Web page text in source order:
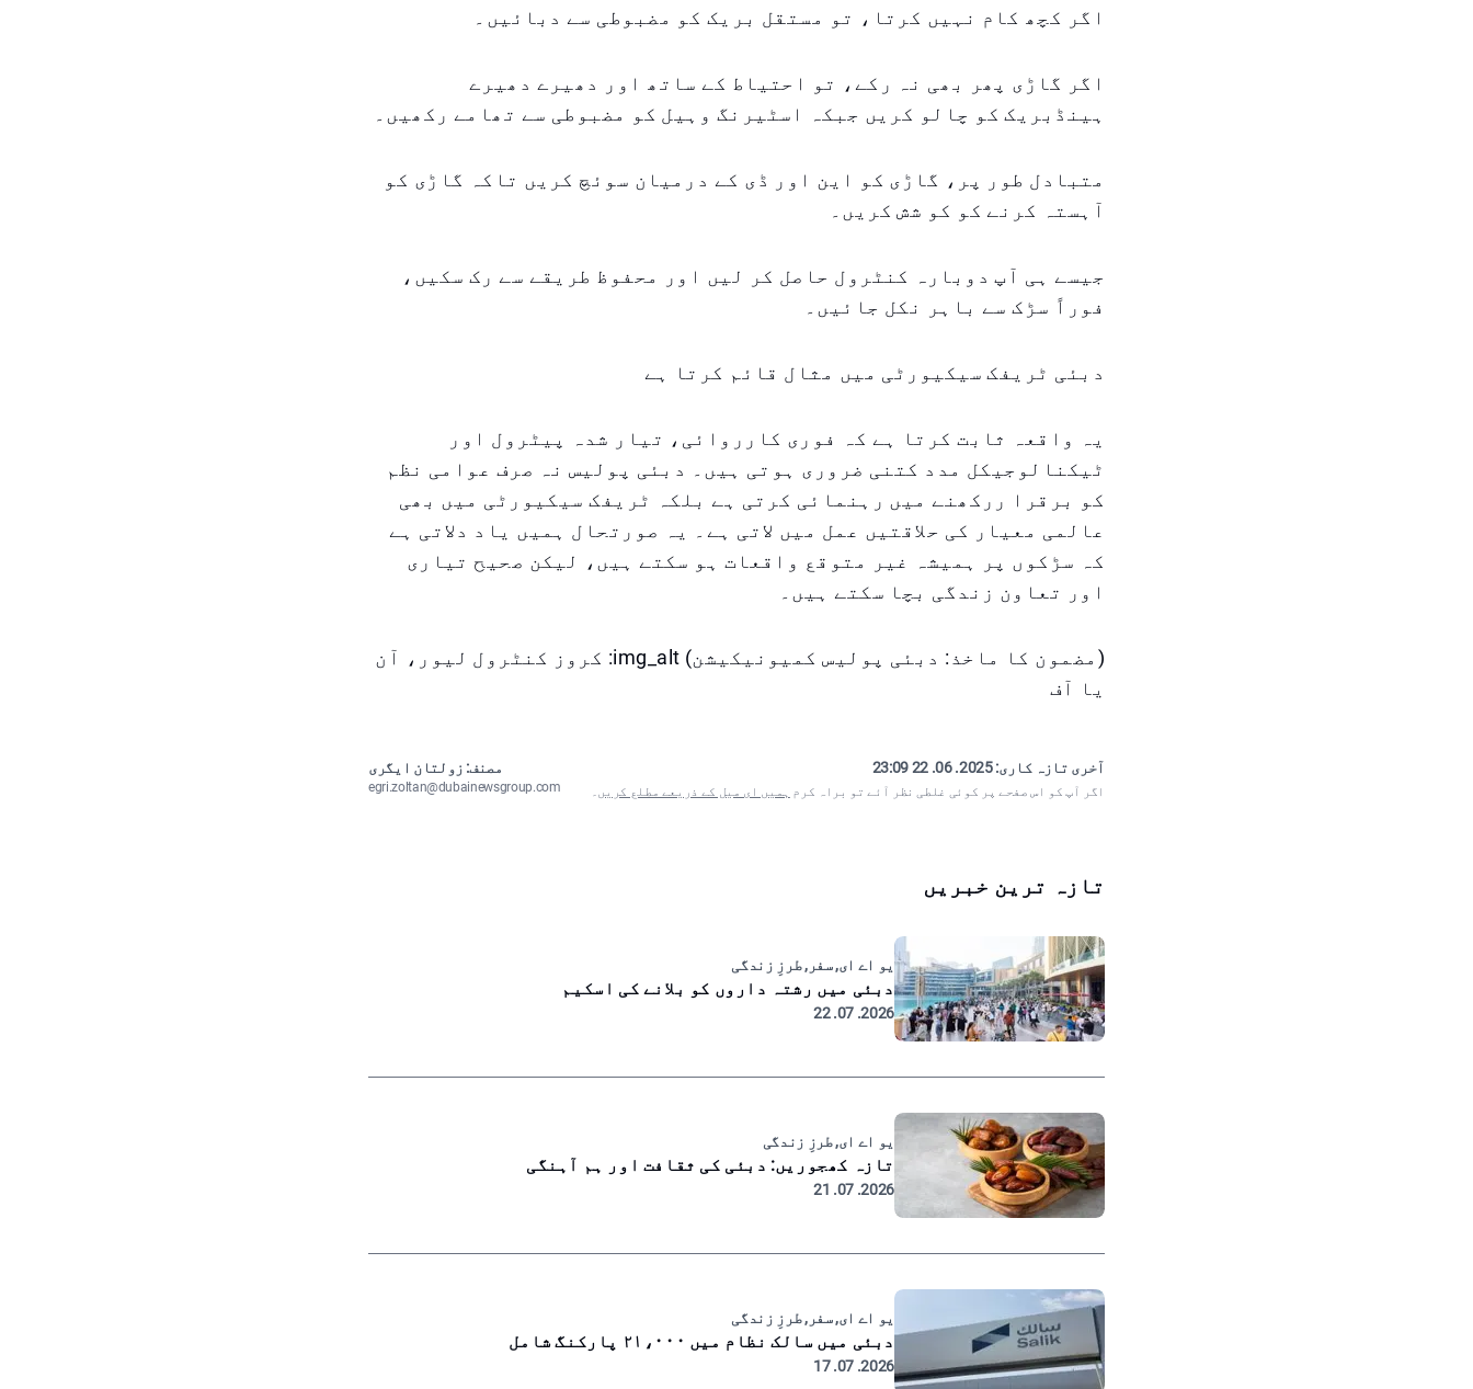
اگر کچھ کام نہیں کرتا، تو مستقل بریک کو مضبوطی سے دبائیں۔
اگر گاڑی پھر بھی نہ رکے، تو احتیاط کے ساتھ اور دھیرے دھیرے
ہینڈبریک کو چالو کریں جبکہ اسٹیرنگ وہیل کو مضبوطی سے تھامے رکھیں۔
متبادل طور پر، گاڑی کو این اور ڈی کے درمیان سوئچ کریں تاکہ گاڑی کو
آہستہ کرنے کو کو شش کریں۔
جیسے ہی آپ دوبارہ کنٹرول حاصل کر لیں اور محفوظ طریقے سے رک سکیں،
فوراً سڑک سے باہر نکل جائیں۔
دبئی ٹریفک سیکیورٹی میں مثال قائم کرتا ہے
یہ واقعہ ثابت کرتا ہے کہ فوری کارروائی، تیار شدہ پیٹرول اور
ٹیکنالوجیکل مدد کتنی ضروری ہوتی ہیں۔ دبئی پولیس نہ صرف عوامی نظم
کو برقرا ررکھنے میں رہنمائی کرتی ہے بلکہ ٹریفک سیکیورٹی میں بھی
عالمی معیار کی حلاقتیں عمل میں لاتی ہے۔ یہ صورتحال ہمیں یاد دلاتی ہے
کہ سڑکوں پر ہمیشہ غیر متوقع واقعات ہو سکتے ہیں، لیکن صحیح تیاری
اور تعاون زندگی بچا سکتے ہیں۔
(مضمون کا ماخذ: دبئی پولیس کمیونیکیشن) img_alt: کروز کنٹرول لیور، آن
یا آف
آخری تازہ کاری:2025. 06. 22 23:09
اگر آپ کو اس صفحے پر کوئی غلطی نظر آئے تو براہ کرم ہمیں ای میل کے ذریعے مطلع کریں۔
مصنف: زولتان ایگری
egri.zoltan@dubainewsgroup.com
تازہ ترین خبریں
یو اے ای, سفر, طرزِ زندگی
دبئی میں رشتہ داروں کو بلانے کی اسکیم
2026. 07. 22
یو اے ای, طرزِ زندگی
تازہ کھجوریں: دبئی کی ثقافت اور ہم آہنگی
2026. 07. 21
یو اے ای, سفر, طرزِ زندگی
دبئی میں سالک نظام میں ۲۱،۰۰۰ پارکنگ شامل
2026. 07. 17